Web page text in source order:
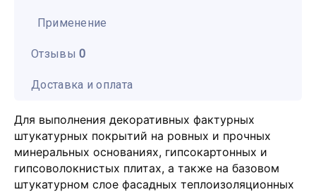
Применение
Отзывы0
Доставка и оплата
Для выполнения декоративных фактурных
штукатурных покрытий на ровных и прочных
минеральных основаниях, гипсокартонных и
гипсоволокнистых плитах, а также на базовом
штукатурном слое фасадных теплоизоляционных